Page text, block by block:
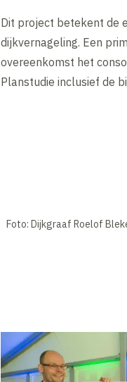
Foto: Dijkgraaf Roelof
Dit project betekent de
dijkvernageling. Een
overeenkomst het
Planstudie inclusief de